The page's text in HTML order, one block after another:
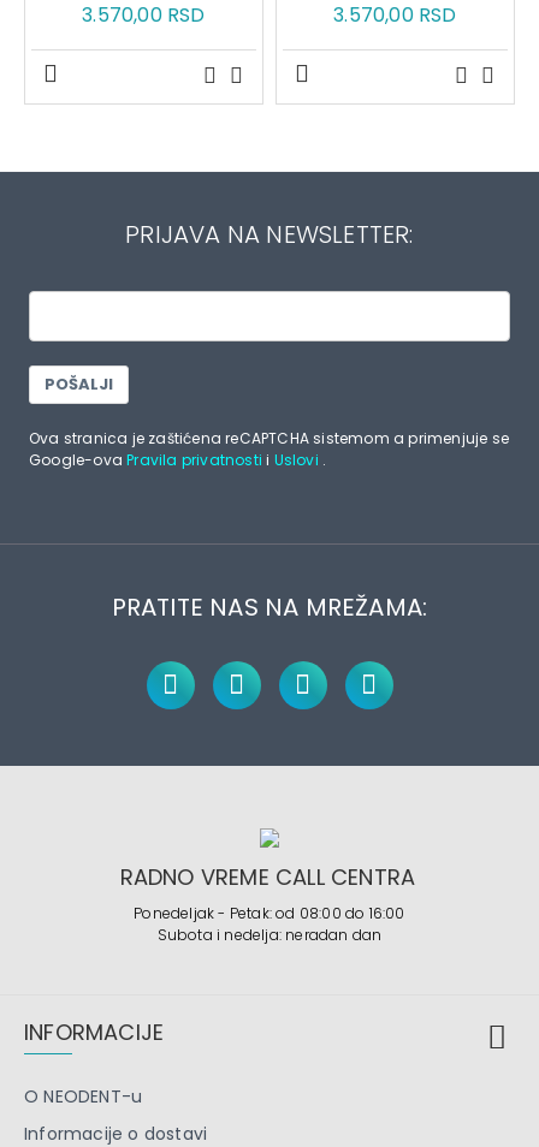
3.570,00 RSD 3.570,00 RSD
PRIJAVA NA NEWSLETTER:
POŠALJI
Ova stranica je zaštićena reCAPTCHA sistemom a primenjuje se
Google-ovaPravila privatnosti i Uslovi .
PRATITE NAS NA MREŽAMA:
RADNO VREME CALL CENTRA
Ponedeljak - Petak: od 08:00 do 16:00
Subota i nedelja: neradan dan
INFORMACIJE
O NEODENT-u
Informacije o dostavi